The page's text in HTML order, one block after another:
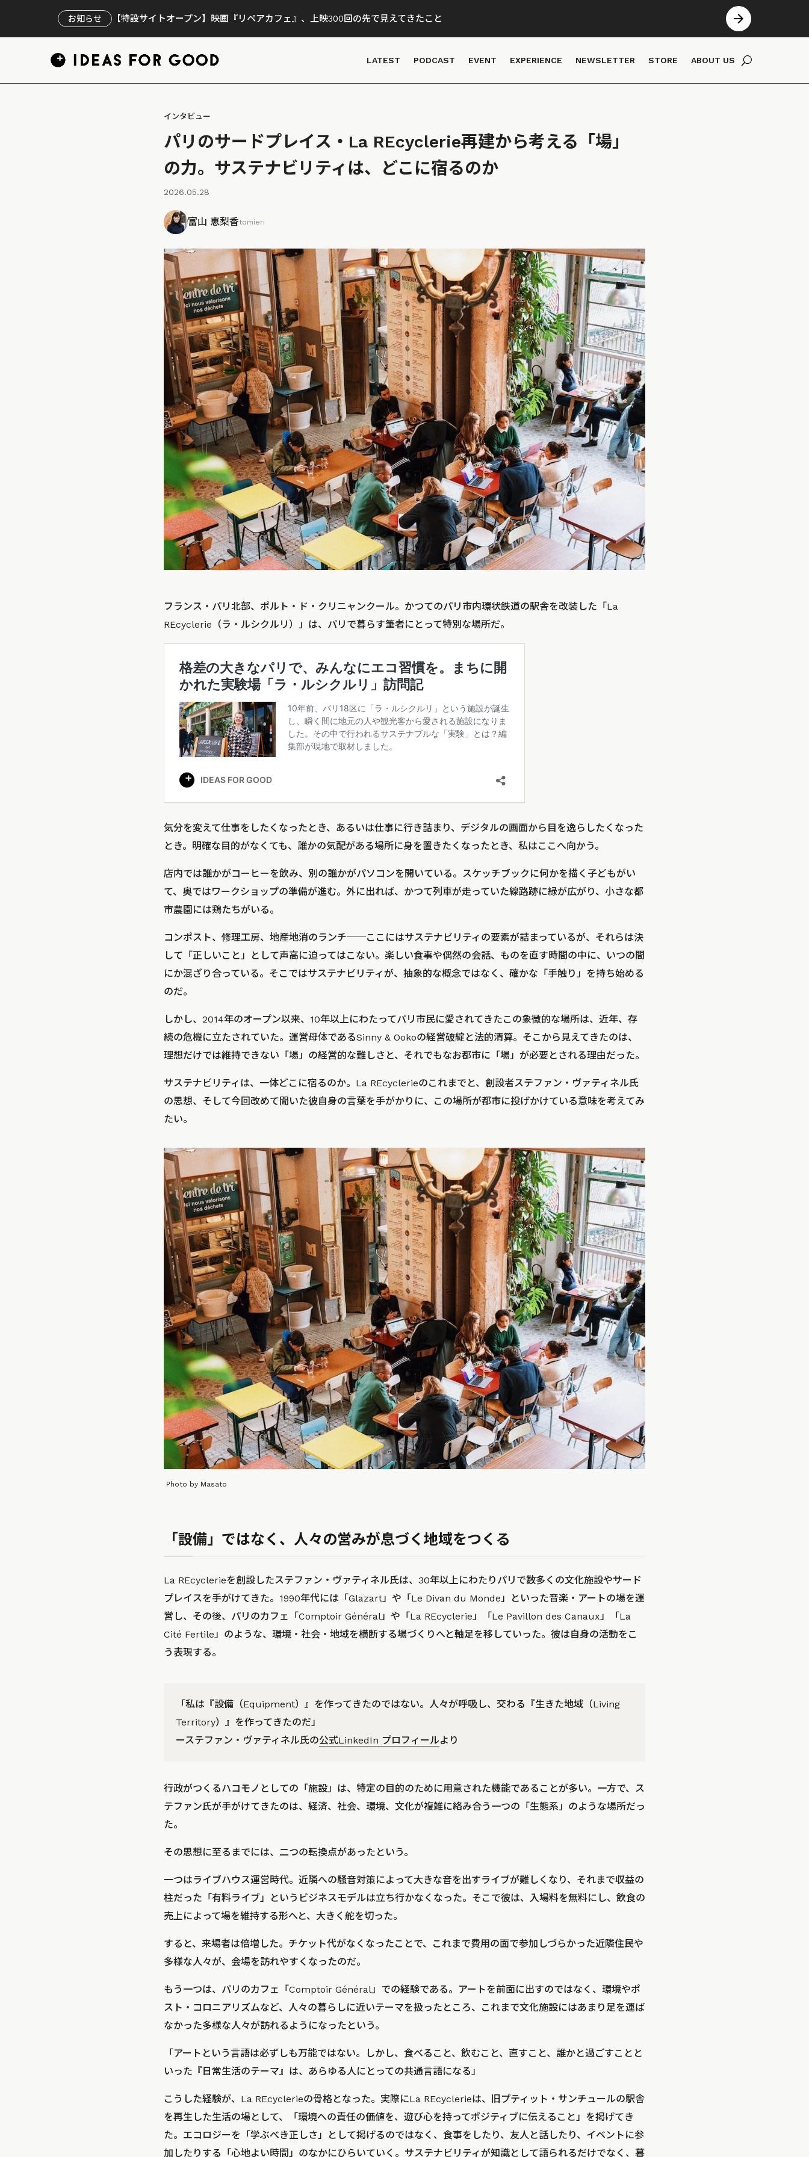
お知らせ 【特設サイトオープン】映画『リペアカフェ』、上映300回の先で見えてきたこと
LATEST PODCAST EVENT EXPERIENCE NEWSLETTER STORE ABOUT US
インタビュー
パリのサードプレイス・La REcyclerie再建から考える「場」
の力。サステナビリティは、どこに宿るのか
2026.05.28
富山 恵梨香tomieri
フランス・パリ北部、ポルト・ド・クリニャンクール。かつてのパリ市内環状鉄道の駅舎を改装した「La
REcyclerie（ラ・ルシクルリ）」は、パリで暮らす筆者にとって特別な場所だ。
気分を変えて仕事をしたくなったとき、あるいは仕事に行き詰まり、デジタルの画面から目を逸らしたくなった
とき。明確な目的がなくても、誰かの気配がある場所に身を置きたくなったとき、私はここへ向かう。
店内では誰かがコーヒーを飲み、別の誰かがパソコンを開いている。スケッチブックに何かを描く子どもがい
て、奥ではワークショップの準備が進む。外に出れば、かつて列車が走っていた線路跡に緑が広がり、小さな都
市農園には鶏たちがいる。
コンポスト、修理工房、地産地消のランチ──ここにはサステナビリティの要素が詰まっているが、それらは決
して「正しいこと」として声高に迫ってはこない。楽しい食事や偶然の会話、ものを直す時間の中に、いつの間
にか混ざり合っている。そこではサステナビリティが、抽象的な概念ではなく、確かな「手触り」を持ち始める
のだ。
しかし、2014年のオープン以来、10年以上にわたってパリ市民に愛されてきたこの象徴的な場所は、近年、存
続の危機に立たされていた。運営母体であるSinny & Ookoの経営破綻と法的清算。そこから見えてきたのは、
理想だけでは維持できない「場」の経営的な難しさと、それでもなお都市に「場」が必要とされる理由だった。
サステナビリティは、一体どこに宿るのか。La REcyclerieのこれまでと、創設者ステファン・ヴァティネル氏
の思想、そして今回改めて聞いた彼自身の言葉を手がかりに、この場所が都市に投げかけている意味を考えてみ
たい。
Photo by Masato
「設備」ではなく、人々の営みが息づく地域をつくる
La REcyclerieを創設したステファン・ヴァティネル氏は、30年以上にわたりパリで数多くの文化施設やサード
プレイスを手がけてきた。1990年代には「Glazart」や「Le Divan du Monde」といった音楽・アートの場を運
営し、その後、パリのカフェ「Comptoir Général」や「La REcyclerie」「Le Pavillon des Canaux」「La
Cité Fertile」のような、環境・社会・地域を横断する場づくりへと軸足を移していった。彼は自身の活動をこ
う表現する。
「私は『設備（Equipment）』を作ってきたのではない。人々が呼吸し、交わる『生きた地域（Living
Territory）』を作ってきたのだ」
ーステファン・ヴァティネル氏の公式LinkedIn プロフィールより
行政がつくるハコモノとしての「施設」は、特定の目的のために用意された機能であることが多い。一方で、ス
テファン氏が手がけてきたのは、経済、社会、環境、文化が複雑に絡み合う一つの「生態系」のような場所だっ
た。
その思想に至るまでには、二つの転換点があったという。
一つはライブハウス運営時代。近隣への騒音対策によって大きな音を出すライブが難しくなり、それまで収益の
柱だった「有料ライブ」というビジネスモデルは立ち行かなくなった。そこで彼は、入場料を無料にし、飲食の
売上によって場を維持する形へと、大きく舵を切った。
すると、来場者は倍増した。チケット代がなくなったことで、これまで費用の面で参加しづらかった近隣住民や
多様な人々が、会場を訪れやすくなったのだ。
もう一つは、パリのカフェ「Comptoir Général」での経験である。アートを前面に出すのではなく、環境やポ
スト・コロニアリズムなど、人々の暮らしに近いテーマを扱ったところ、これまで文化施設にはあまり足を運ば
なかった多様な人々が訪れるようになったという。
「アートという言語は必ずしも万能ではない。しかし、食べること、飲むこと、直すこと、誰かと過ごすことと
いった『日常生活のテーマ』は、あらゆる人にとっての共通言語になる」
こうした経験が、La REcyclerieの骨格となった。実際にLa REcyclerieは、旧プティット・サンチュールの駅舎
を再生した生活の場として、「環境への責任の価値を、遊び心を持ってポジティブに伝えること」を掲げてき
た。エコロジーを「学ぶべき正しさ」として掲げるのではなく、食事をしたり、友人と話したり、イベントに参
加したりする「心地よい時間」のなかにひらいていく。サステナビリティが知識として語られるだけでなく、暮